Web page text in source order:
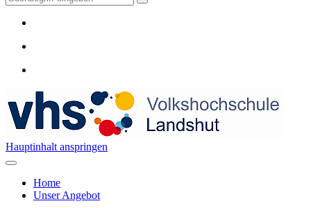
Hauptinhalt anspringen
Home
Unser Angebot